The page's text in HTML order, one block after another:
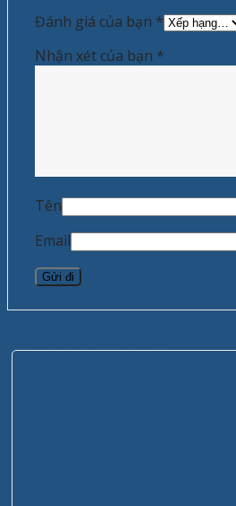
Đánh giá của bạn *
Nhận xét của bạn *
Tên
Email